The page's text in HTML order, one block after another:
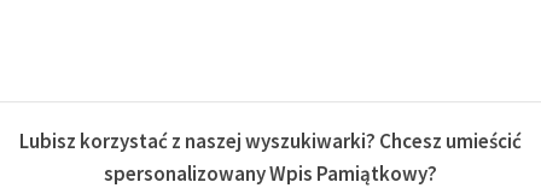
Lubisz korzystać z naszej wyszukiwarki? Chcesz umieścić
spersonalizowany Wpis Pamiątkowy?